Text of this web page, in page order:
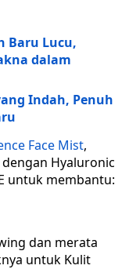
Baru Lucu,
dalam
Indah, Penuh
Face Mist,
Hyaluronic
untuk membantu:
dan merata
untuk Kulit